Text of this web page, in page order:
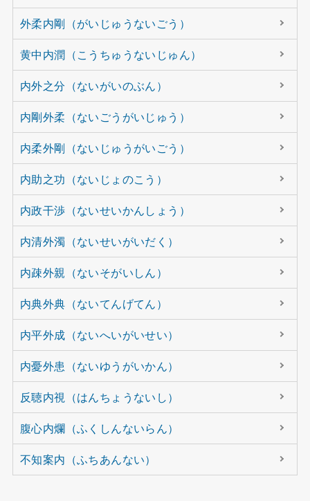
外柔内剛（がいじゅうないごう）
黄中内潤（こうちゅうないじゅん）
内外之分（ないがいのぶん）
内剛外柔（ないごうがいじゅう）
内柔外剛（ないじゅうがいごう）
内助之功（ないじょのこう）
内政干渉（ないせいかんしょう）
内清外濁（ないせいがいだく）
内疎外親（ないそがいしん）
内典外典（ないてんげてん）
内平外成（ないへいがいせい）
内憂外患（ないゆうがいかん）
反聴内視（はんちょうないし）
腹心内爛（ふくしんないらん）
不知案内（ふちあんない）